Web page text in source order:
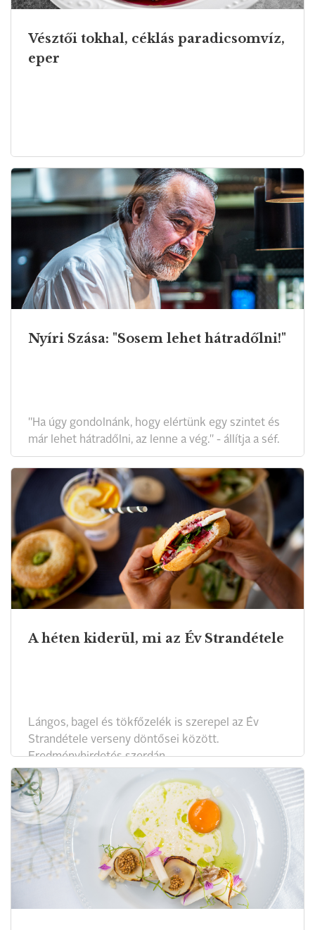
Vésztői tokhal, céklás paradicsomvíz,
eper
Nyíri Szása: "Sosem lehet hátradőlni!"
"Ha úgy gondolnánk, hogy elértünk egy szintet és
már lehet hátradőlni, az lenne a vég." - állítja a séf.
A héten kiderül, mi az Év Strandétele
Lángos, bagel és tökfőzelék is szerepel az Év
Strandétele verseny döntősei között.
Eredményhirdetés szerdán.